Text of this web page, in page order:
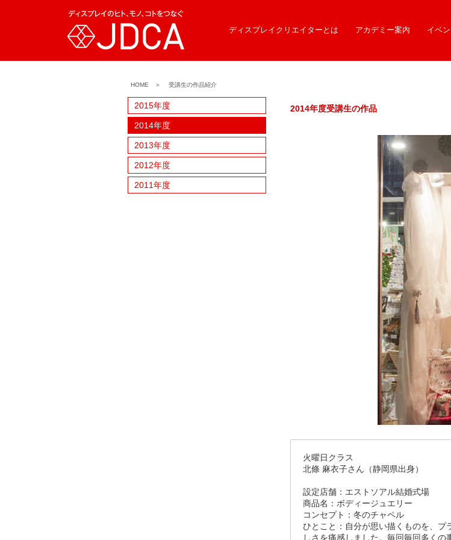
ディスプレイクリエイターとは アカデミー案内 イベ
HOME ＞ 受講生の作品紹介
2015年度
2014年度
2013年度
2012年度
2011年度
2014年度受講生の作品
火曜日クラス
北條 麻衣子さん（静岡県出身）
設定店舗：エストソアル結婚式場
商品名：ボディージュエリー
コンセプト：冬のチャペル
ひとこと：自分が思い描くものを、
しさを痛感しました。毎回毎回多くの